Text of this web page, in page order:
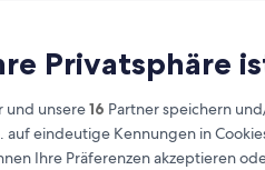
Privatsphäre
und unsere16 Partner speichern
auf eindeutige Kennungen in
Ihre Präferenzen akzeptieren